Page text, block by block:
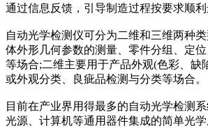
通过信息反馈，引导制造过程按要求顺利
自动光学检测仪可分为二维和三维两种
体外形几何参数的测量、零件分组、定
等场合;二维主要用于产品外观(色彩、缺
或外观分类、良疵品检测与分类等场合。
目前在产业界用得最多的自动光学检测系
光源、计算机等通用器件集成的简单光